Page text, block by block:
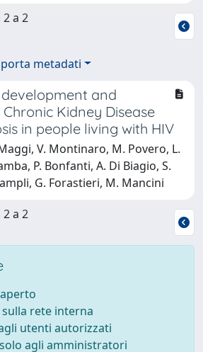
a 2
metadati
and
Kidney Disease
in people living with HIV
V. Montinaro, M. Povero, L.
P. Bonfanti, A. Di Biagio, S.
G. Forastieri, M. Mancini
a 2
rete interna
utenti autorizzati
agli amministratori